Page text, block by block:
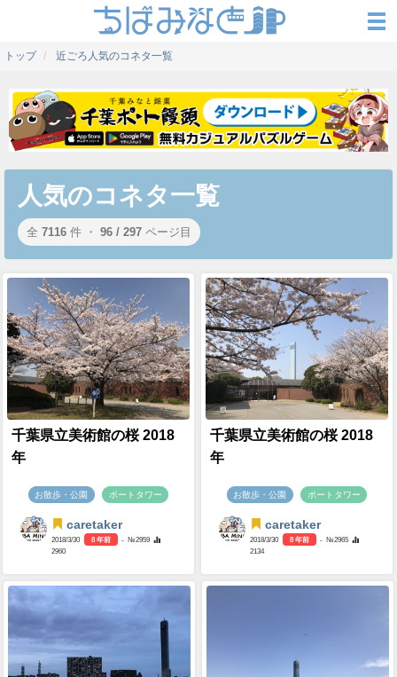
トップ 近ごろ人気のコネタ一覧
人気のコネタ一覧
全 7116 件 ・ 96 / 297 ページ目
千葉県立美術館の桜 2018
年
お散歩・公園 ポートタワー
caretaker
2018/3/30 8 年前
- №2959
2960
千葉県立美術館の桜 2018
年
お散歩・公園 ポートタワー
caretaker
2018/3/30 8 年前
- №2965
2134